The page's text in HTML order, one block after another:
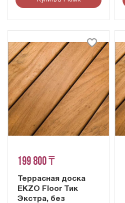
199 800 ₸
Террасная доска
EKZO Floor Тик
Экстра, без